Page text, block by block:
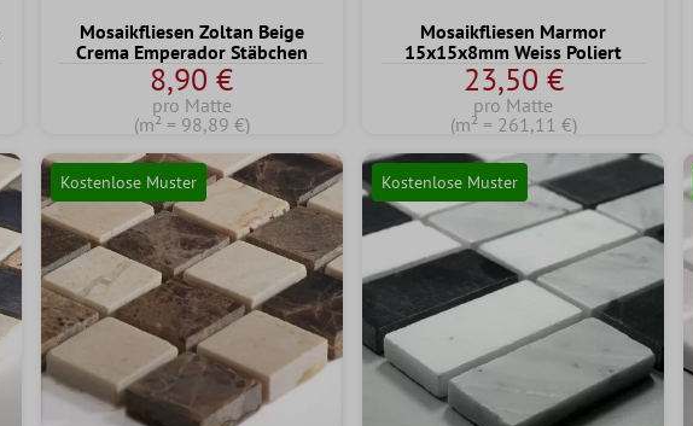
Mosaikfliesen Zoltan Beige
Crema Emperador Stäbchen
8,90 €
pro Matte
(m² = 98,89 €)
Mosaikfliesen Marmor
15x15x8mm Weiss Poliert
23,50 €
pro Matte
(m² = 261,11 €)
Kostenlose Muster Kostenlose Muster